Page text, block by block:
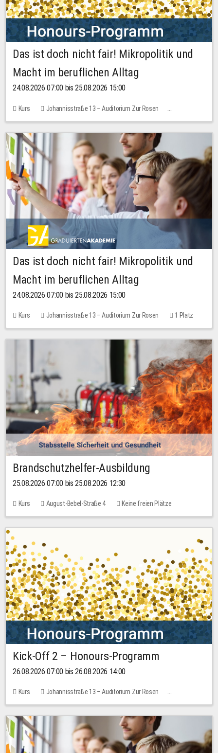
Das ist doch nicht fair! Mikropolitik und
Macht im beruflichen Alltag
24.08.2026 07:00 bis 25.08.2026 15:00
Kurs
Johannisstraße 13 – Auditorium Zur Rosen
Keine freien Plätze
Das ist doch nicht fair! Mikropolitik und
Macht im beruflichen Alltag
24.08.2026 07:00 bis 25.08.2026 15:00
Kurs Johannisstraße 13 – Auditorium Zur Rosen
1 Platz
30,00 EUR
Brandschutzhelfer-Ausbildung
25.08.2026 07:00 bis 25.08.2026 12:30
Kurs August-Bebel-Straße 4 Keine freien Plätze
Kick-Off 2 – Honours-Programm
26.08.2026 07:00 bis 26.08.2026 14:00
Kurs
Johannisstraße 13 – Auditorium Zur Rosen
Keine freien Plätze